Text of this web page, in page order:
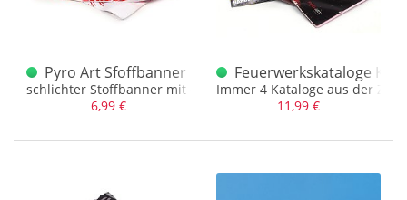
Pyro Art Sfoffbanner Silvesterfeuerwerk schlicht
schlichter Stoffbanner mit der Aufschrift Silvesterfeuerwerk
6,99 €
Feuerwerkskataloge
Immer 4 Kataloge aus der Zeit
11,99 €